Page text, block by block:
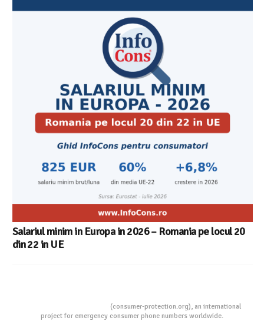
Salariul minim in Europa in 2026 – Romania pe locul 20
din 22 in UE
(consumer-protection.org), an international
project for emergency consumer phone numbers worldwide.